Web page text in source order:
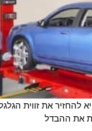
להחזיר את זווית
את ההבדל